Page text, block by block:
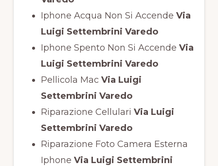
Iphone Acqua Non Si Accende Via
Luigi Settembrini Varedo
Iphone Spento Non Si Accende Via
Luigi Settembrini Varedo
Pellicola Mac Via Luigi
Settembrini Varedo
Riparazione Cellulari Via Luigi
Settembrini Varedo
Riparazione Foto Camera Esterna
Iphone Via Luigi Settembrini